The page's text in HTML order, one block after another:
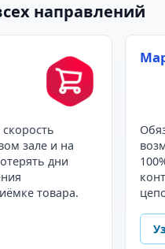
направлений
зале и на
дни
товара.